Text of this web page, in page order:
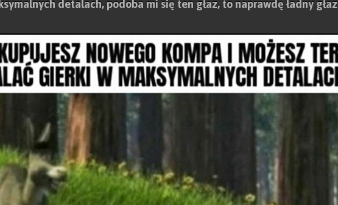
detalach, podoba mi się ten głaz, to naprawdę ładny głaz